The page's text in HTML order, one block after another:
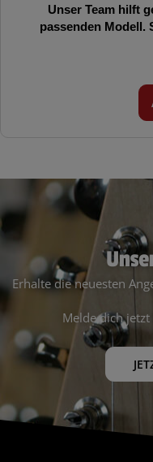
Unser Team hilft
passenden Modell.
Erhalte die neuesten
Melde dich